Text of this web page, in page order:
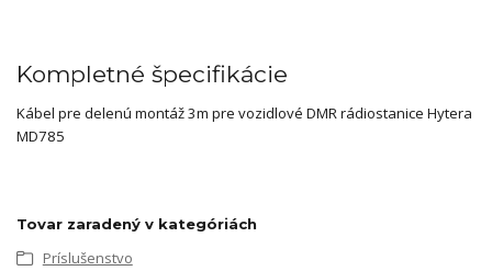
Kompletné špecifikácie
Kábel pre delenú montáž 3m pre vozidlové DMR rádiostanice Hytera
MD785
Tovar zaradený v kategóriách
Príslušenstvo